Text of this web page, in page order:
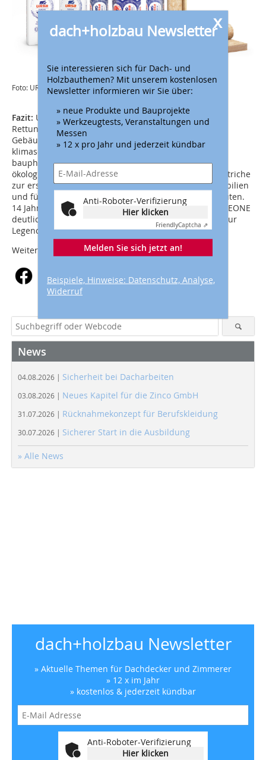
Foto: URSA Deutschland GmbH
Fazit: URSA PUREONE beteiligt sich Tag für Tag an der
Rettung des Klimas. Es senkt den Energiebedarf von
Gebäuden immens und vermindert dadurch
klimaschädliche CO -Emissionen. Die Summe seiner
bauphysikalischen, gesundheitsrelevanten und
ökologischen Vorteile macht den Dämmstoff ohne Abstriche
zur ersten Wahl für die Sanierung von Bestandsimmobilien
und für die nachhaltige Gebäudeplanung von Neubauten.
14 Jahre nach seiner Markteinführung zeigt URSA PUREONE
deutlich, dass Erfahrung und Erfolg wichtig sind, um zur
Legende zu werden.
Weitere Informationen:www.klimaretter.world
x
dach+holzbau Newsletter
Sie interessieren sich für Dach- und
Holzbauthemen? Mit unserem kostenlosen
Newsletter informieren wir Sie über:
» neue Produkte und Bauprojekte
» Werkzeugtests, Veranstaltungen und
Messen
» 12 x pro Jahr und jederzeit kündbar
Anti-Roboter-Verifizierung
Hier klicken
FriendlyCaptcha ⇗
Melden Sie sich jetzt an!
Beispiele, Hinweise: Datenschutz, Analyse,
Widerruf
News
04.08.2026 | Sicherheit bei Dacharbeiten
03.08.2026 | Neues Kapitel für die Zinco GmbH
31.07.2026 | Rücknahmekonzept für Berufskleidung
30.07.2026 | Sicherer Start in die Ausbildung
» Alle News
dach+holzbau Newsletter
» Aktuelle Themen für Dachdecker und Zimmerer
» 12 x im Jahr
» kostenlos & jederzeit kündbar
Anti-Roboter-Verifizierung
Hier klicken